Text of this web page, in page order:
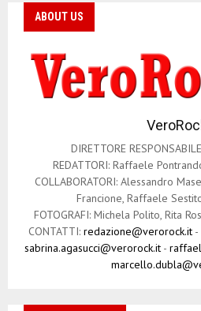
ABOUT US
DIRETTORE
REDATTORI: Raffaele
COLLABORATORI: Alessandro
Francione, Raffaele
FOTOGRAFI: Michela Polito, Rita
CONTATTI: redazione@verorock.it -
sabrina.agasucci@verorock.it-